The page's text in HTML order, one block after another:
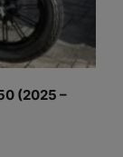
(2025 –